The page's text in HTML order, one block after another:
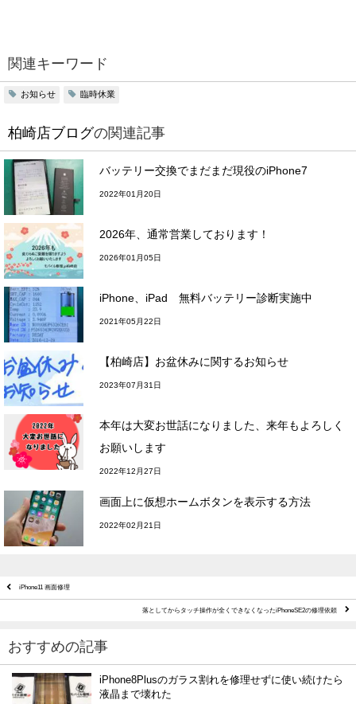
関連キーワード
お知らせ 臨時休業
柏崎店ブログの関連記事
バッテリー交換でまだまだ現役のiPhone7
2022年01月20日
2026年、通常営業しております！
2026年01月05日
iPhone、iPad 無料バッテリー診断実施中
2021年05月22日
【柏崎店】お盆休みに関するお知らせ
2023年07月31日
本年は大変お世話になりました、来年もよろしく
お願いします
2022年12月27日
画面上に仮想ホームボタンを表示する方法
2022年02月21日
iPhone11 画面修理
落としてからタッチ操作が全くできなくなったiPhoneSE2の修理依頼
おすすめの記事
iPhone8Plusのガラス割れを修理せずに使い続けたら
液晶まで壊れた